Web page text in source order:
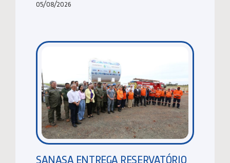
05/08/2026
SANASA ENTREGA RESERVATÓRIO